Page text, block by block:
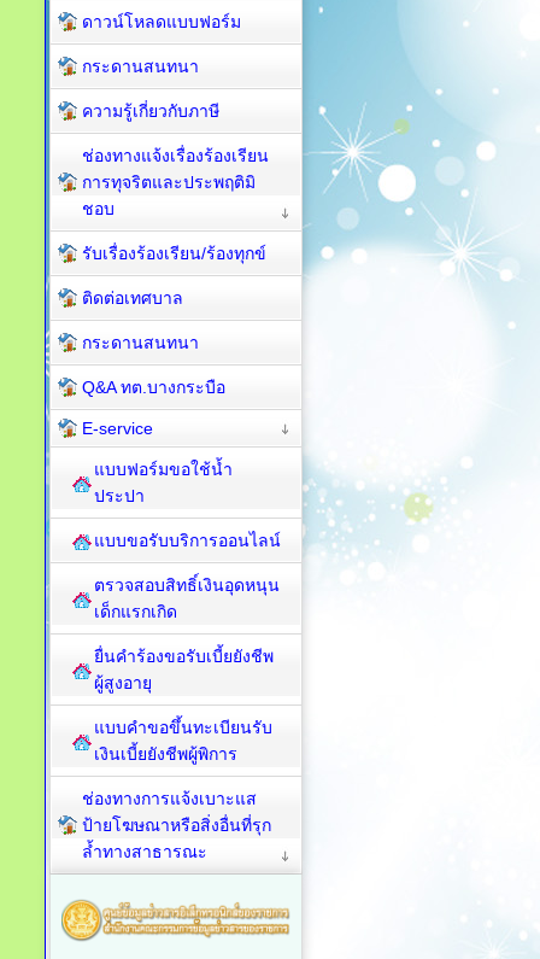
ดาวน์โหลดแบบฟอร์ม
กระดานสนทนา
ความรู้เกี่ยวกับภาษี
ช่องทางแจ้งเรื่องร้องเรียน
การทุจริตและประพฤติมิ
ชอบ
รับเรื่องร้องเรียน/ร้องทุกข์
ติดต่อเทศบาล
กระดานสนทนา
Q&A ทต.บางกระบือ
E-service
แบบฟอร์มขอใช้น้ำ
ประปา
แบบขอรับบริการออนไลน์
ตรวจสอบสิทธิ์เงินอุดหนุน
เด็กแรกเกิด
ยื่นคำร้องขอรับเบี้ยยังชีพ
ผู้สูงอายุ
แบบคำขอขึ้นทะเบียนรับ
เงินเบี้ยยังชีพผู้พิการ
ช่องทางการแจ้งเบาะแส
ป้ายโฆษณาหรือสิ่งอื่นที่รุก
ล้ำทางสาธารณะ